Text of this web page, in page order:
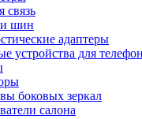
связь
шин
адаптеры
устройства для
боковых зеркал
салона